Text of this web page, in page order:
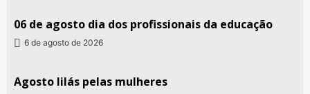
06 de agosto dia dos profissionais da educação
6 de agosto de 2026
Agosto lilás pelas mulheres